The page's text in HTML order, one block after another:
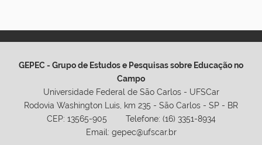
GEPEC - Grupo de Estudos e Pesquisas sobre Educação no
Campo
Universidade Federal de São Carlos - UFSCar
Rodovia Washington Luis, km 235 - São Carlos - SP - BR
CEP: 13565-905 Telefone: (16) 3351-8934
Email: gepec@ufscar.br